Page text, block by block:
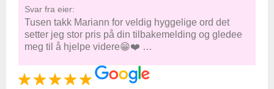
Svar fra eier:
Tusen takk Mariann for veldig hyggelige ord det
setter jeg stor pris på din tilbakemelding og gledee
meg til å hjelpe videre😁❤️ …